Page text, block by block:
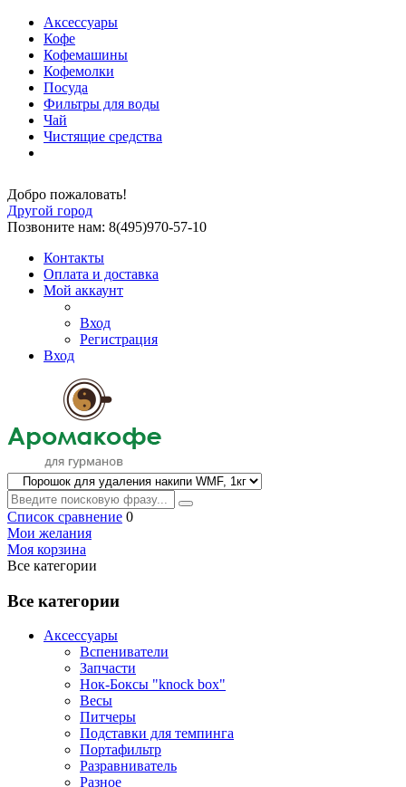
Аксессуары
Кофе
Кофемашины
Кофемолки
Посуда
Фильтры для воды
Чай
Чистящие средства
Добро пожаловать!
Другой город
Позвоните нам: 8(495)970-57-10
Контакты
Оплата и доставка
Мой аккаунт
Вход
Регистрация
Вход
Список сравнение 0
Мои желания
Моя корзина
Все категории
Все категории
Аксессуары
Вспениватели
Запчасти
Нок-Боксы "knock box"
Весы
Питчеры
Подставки для темпинга
Портафильтр
Разравниватель
Разное